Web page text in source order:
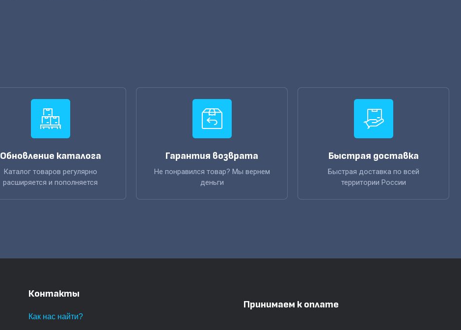
Обновление каталога
Каталог товаров регулярно
расширяется и пополняется
Гарантия возврата
Не понравился товар? Мы вернем
деньги
Быстрая доставка
Быстрая доставка по всей
территории России
Контакты
Как нас найти?
Принимаем к оплате